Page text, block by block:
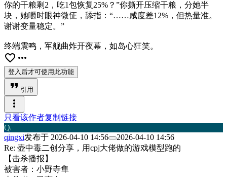
你的干粮剩2，吃1包恢复25%？”你撕开压缩干粮，分她半
块，她嚼时眼神微怔，舔指：“……咸度差12%，但热量准。
谢谢变量稳定。”
终端震鸣，军舰曲炸开夜幕，如岛心狂笑。
favorite_border more_horiz
登入后才可使用此功能
format_quote 引用
more_vert
只看该作者复制链接
Qi
qingxi发布于 2026-04-10 14:56
2026-04-10 14:56
Re: 壶中毒二创分享，用cpj大佬做的游戏模型跑的
【击杀播报】
被害者：小野寺隼